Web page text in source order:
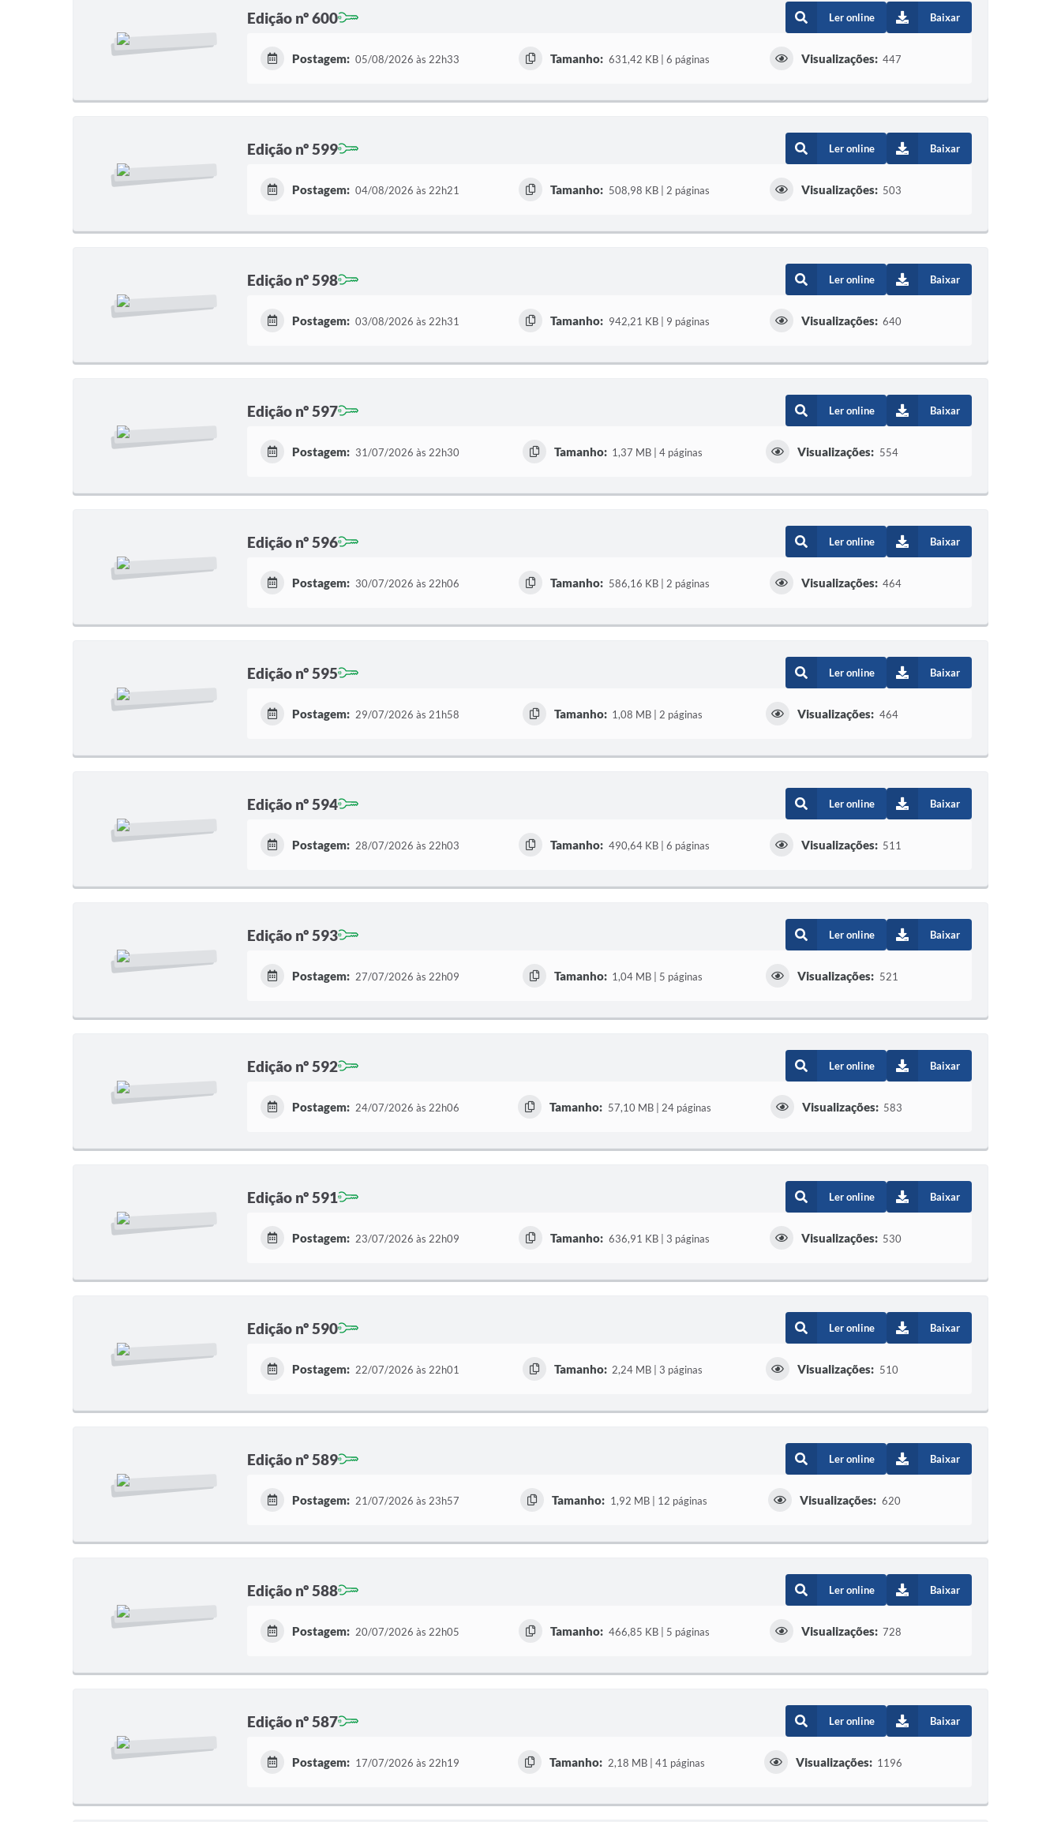
Edição nº 600 Ler online Baixar
Postagem: 05/08/2026 às 22h33 Tamanho: 631,42 KB | 6 páginas Visualizações: 447
Edição nº 599 Ler online Baixar
Postagem: 04/08/2026 às 22h21 Tamanho: 508,98 KB | 2 páginas Visualizações: 503
Edição nº 598 Ler online Baixar
Postagem: 03/08/2026 às 22h31 Tamanho: 942,21 KB | 9 páginas Visualizações: 640
Edição nº 597 Ler online Baixar
Postagem: 31/07/2026 às 22h30 Tamanho: 1,37 MB | 4 páginas Visualizações: 554
Edição nº 596 Ler online Baixar
Postagem: 30/07/2026 às 22h06 Tamanho: 586,16 KB | 2 páginas Visualizações: 464
Edição nº 595 Ler online Baixar
Postagem: 29/07/2026 às 21h58 Tamanho: 1,08 MB | 2 páginas Visualizações: 464
Edição nº 594 Ler online Baixar
Postagem: 28/07/2026 às 22h03 Tamanho: 490,64 KB | 6 páginas Visualizações: 511
Edição nº 593 Ler online Baixar
Postagem: 27/07/2026 às 22h09 Tamanho: 1,04 MB | 5 páginas Visualizações: 521
Edição nº 592 Ler online Baixar
Postagem: 24/07/2026 às 22h06 Tamanho: 57,10 MB | 24 páginas Visualizações: 583
Edição nº 591 Ler online Baixar
Postagem: 23/07/2026 às 22h09 Tamanho: 636,91 KB | 3 páginas Visualizações: 530
Edição nº 590 Ler online Baixar
Postagem: 22/07/2026 às 22h01 Tamanho: 2,24 MB | 3 páginas Visualizações: 510
Edição nº 589 Ler online Baixar
Postagem: 21/07/2026 às 23h57 Tamanho: 1,92 MB | 12 páginas Visualizações: 620
Edição nº 588 Ler online Baixar
Postagem: 20/07/2026 às 22h05 Tamanho: 466,85 KB | 5 páginas Visualizações: 728
Edição nº 587 Ler online Baixar
Postagem: 17/07/2026 às 22h19 Tamanho: 2,18 MB | 41 páginas Visualizações: 1196